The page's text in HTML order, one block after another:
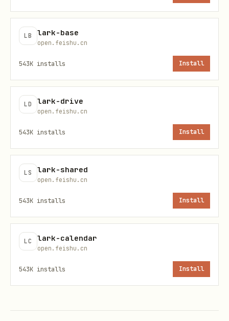
本 skill 与 lark-vc 并列：
lark-vc 负责"会后查询"
：机器人入会 /
读取进行中会议的实时事件 / 机器人离会
按此分工路由，避免两个 skill 语义混淆。
应路由到
"帮我入会 123456789"、"代我
"会议现在还开着，谁刚加入
了"、"会议里谁在发言"、"有人共
享屏幕吗"（进行中会议
人已入会）
本 skill
LB lark-base
open.feishu.cn
543K installs Install
LD lark-drive
open.feishu.cn
543K installs Install
LS lark-shared
open.feishu.cn
543K installs Install
LC lark-calendar
open.feishu.cn
543K installs Install